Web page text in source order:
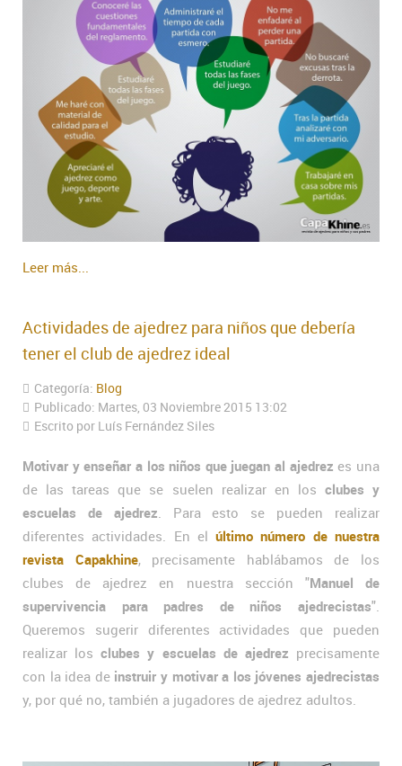
Leer más...
Actividades de ajedrez para niños que debería
tener el club de ajedrez ideal
Categoría: Blog
Publicado: Martes, 03 Noviembre 2015 13:02
Escrito por Luís Fernández Siles
Motivar y enseñar a los niños que juegan al ajedrez es una
de las tareas que se suelen realizar en los clubes y
escuelas de ajedrez . Para esto se pueden realizar
diferentes actividades. En elúltimo número de nuestra
revista Capakhine, precisamente hablábamos de los
clubes de ajedrez en nuestra sección "Manuel de
supervivencia para padres de niños ajedrecistas".
Queremos sugerir diferentes actividades que pueden
realizar losclubes y escuelas de ajedrez precisamente
con la idea deinstruir y motivar a los jóvenes ajedrecistas
y, por qué no, también a jugadores de ajedrez adultos.